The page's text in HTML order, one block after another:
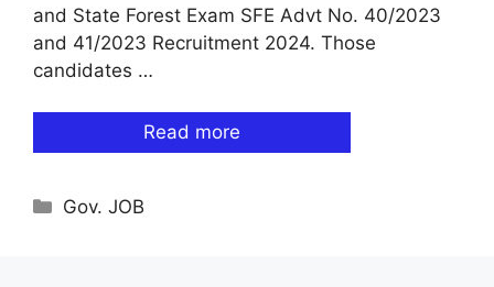
and State Forest Exam SFE Advt No. 40/2023
and 41/2023 Recruitment 2024. Those
candidates …
Read more
Categories
Gov. JOB